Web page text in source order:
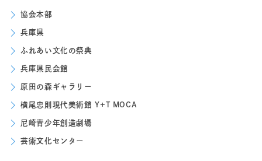
協会本部
兵庫県
ふれあい文化の祭典
兵庫県民会館
原田の森ギャラリー
横尾忠則現代美術館 Y+T MOCA
尼崎青少年創造劇場
芸術文化センター